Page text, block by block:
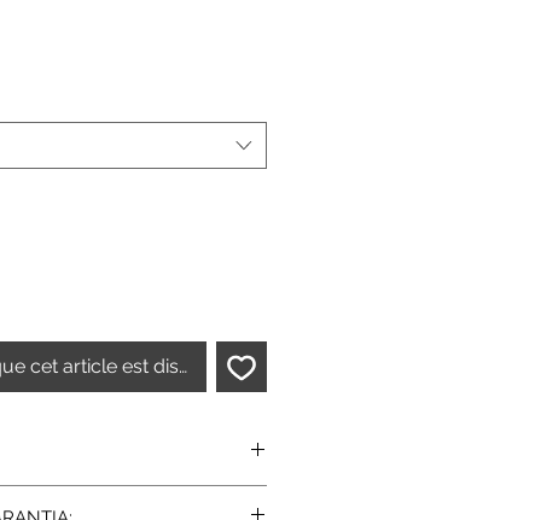
cet article est disponible